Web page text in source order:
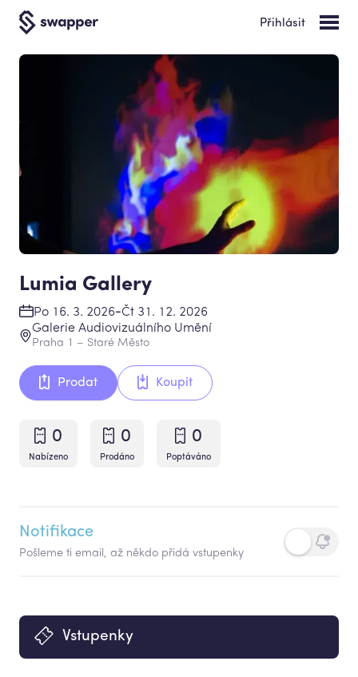
Přihlásit
Lumia Gallery
Po 16. 3. 2026-Čt 31. 12. 2026
Galerie Audiovizuálního Umění
Praha 1 – Staré Město
Prodat Koupit
0
Nabízeno
0
Prodáno
0
Poptáváno
Notifikace
Pošleme ti email, až někdo přidá vstupenky
Vstupenky